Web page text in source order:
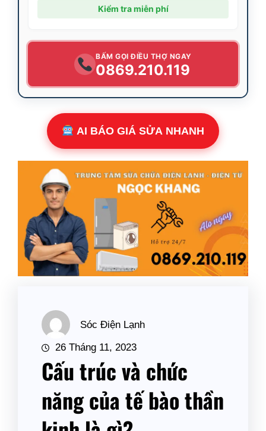
Kiểm tra miễn phí
BẤM GỌI ĐIỀU THỢ NGAY
0869.210.119
AI BÁO GIÁ SỬA NHANH
Sóc Điện Lạnh
26 Tháng 11, 2023
Cấu trúc và chức
năng của tế bào thần